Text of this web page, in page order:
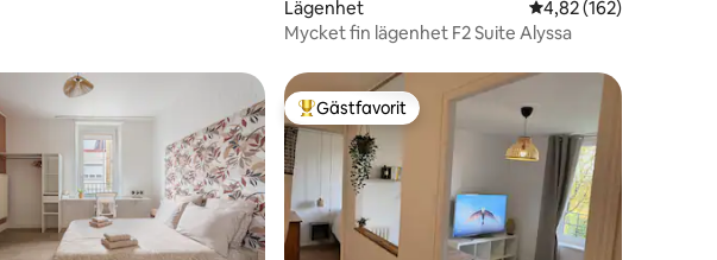
Lägenhet 4,82 av 5 i
4,82 (162)
Mycket fin lägenhet F2 Suite Alyssa
Populär gästfavorit
Gästfavorit